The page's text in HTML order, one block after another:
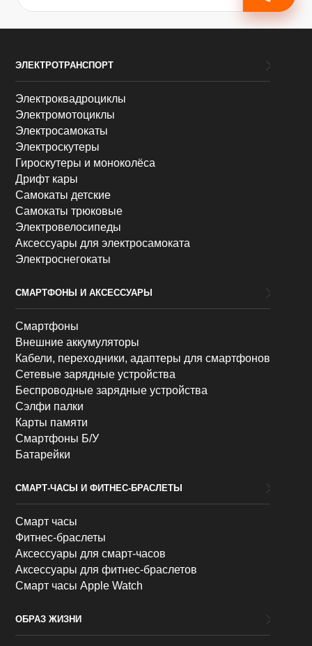
ЭЛЕКТРОТРАНСПОРТ
Электроквадроциклы
Электромотоциклы
Электросамокаты
Электроскутеры
Гироскутеры и моноколёса
Дрифт кары
Самокаты детские
Самокаты трюковые
Электровелосипеды
Аксессуары для электросамоката
Электроснегокаты
СМАРТФОНЫ И АКСЕССУАРЫ
Смартфоны
Внешние аккумуляторы
Кабели, переходники, адаптеры для смартфонов
Сетевые зарядные устройства
Беспроводные зарядные устройства
Сэлфи палки
Карты памяти
Смартфоны Б/У
Батарейки
СМАРТ-ЧАСЫ И ФИТНЕС-БРАСЛЕТЫ
Смарт часы
Фитнес-браслеты
Аксессуары для смарт-часов
Аксессуары для фитнес-браслетов
Смарт часы Apple Watch
ОБРАЗ ЖИЗНИ